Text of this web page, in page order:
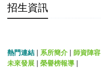
招生資訊
熱門連結 | 系所簡介 | 師資陣容
未來發展 | 榮譽榜報導 |